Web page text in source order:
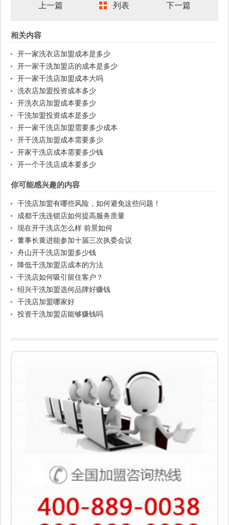
上一篇 列表 下一篇
相关内容
开一家洗衣店加盟成本是多少
开一家干洗加盟店的成本是多少
开一家干洗店加盟成本大吗
洗衣店加盟投资成本多少
开洗衣店加盟成本要多少
干洗加盟投资成本是多少
开一家干洗店加盟需要多少成本
开干洗店加盟成本需要多少
开家干洗店成本需要多少钱
开一个干洗店成本要多少
你可能感兴趣的内容
干洗店加盟有哪些风险，如何避免这些问题！
成都干洗连锁店如何提高服务质量
现在开干洗店怎么样 前景如何
董事长黄进能参加十届三次执委会议
舟山开干洗店加盟多少钱
降低干洗加盟店成本的方法
干洗店如何吸引留住客户？
绍兴干洗加盟选何品牌好赚钱
干洗店加盟哪家好
投资干洗加盟店能够赚钱吗